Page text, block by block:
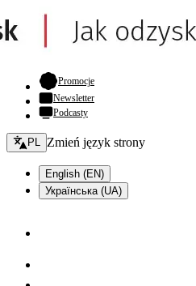
Promocje- otwiera się w nowej karcie
Newsletter
Podcasty
Zmień język - bieżący:
PL Zmień język strony
English (EN)
Українська (UA)